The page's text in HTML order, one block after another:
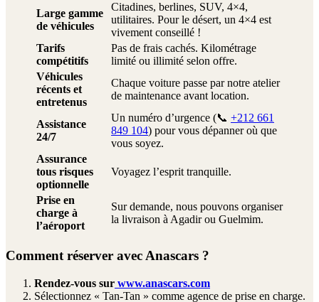
Large gamme
de véhicules
Citadines, berlines, SUV, 4×4,
utilitaires. Pour le désert, un 4×4 est
vivement conseillé !
Tarifs
compétitifs
Pas de frais cachés. Kilométrage
limité ou illimité selon offre.
Véhicules
récents et
entretenus
Chaque voiture passe par notre atelier
de maintenance avant location.
Assistance
24/7
Un numéro d’urgence (📞 +212 661
849 104) pour vous dépanner où que
vous soyez.
Assurance
tous risques
optionnelle
Voyagez l’esprit tranquille.
Prise en
charge à
l’aéroport
Sur demande, nous pouvons organiser
la livraison à Agadir ou Guelmim.
Comment réserver avec Anascars ?
Rendez-vous sur www.anascars.com
Sélectionnez « Tan-Tan » comme agence de prise en charge.